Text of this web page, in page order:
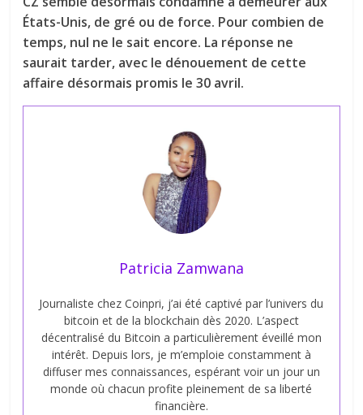
États-Unis, de gré ou de force. Pour combien de
temps, nul ne le sait encore. La réponse ne
saurait tarder, avec le dénouement de cette
affaire désormais promis le 30 avril.
Patricia Zamwana
Journaliste chez Coinpri, j’ai été captivé par l’univers du
bitcoin et de la blockchain dès 2020. L’aspect
décentralisé du Bitcoin a particulièrement éveillé mon
intérêt. Depuis lors, je m’emploie constamment à
diffuser mes connaissances, espérant voir un jour un
monde où chacun profite pleinement de sa liberté
financière.